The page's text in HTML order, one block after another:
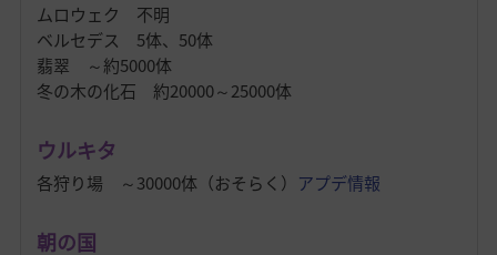
ムロウェク 不明
ベルセデス 5体、50体
翡翠 ～約5000体
冬の木の化石 約20000～25000体
ウルキタ
各狩り場 ～30000体（おそらく） アプデ情報
朝の国